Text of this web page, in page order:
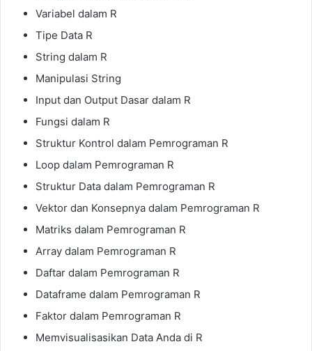
Variabel dalam R
Tipe Data R
String dalam R
Manipulasi String
Input dan Output Dasar dalam R
Fungsi dalam R
Struktur Kontrol dalam Pemrograman R
Loop dalam Pemrograman R
Struktur Data dalam Pemrograman R
Vektor dan Konsepnya dalam Pemrograman R
Matriks dalam Pemrograman R
Array dalam Pemrograman R
Daftar dalam Pemrograman R
Dataframe dalam Pemrograman R
Faktor dalam Pemrograman R
Memvisualisasikan Data Anda di R